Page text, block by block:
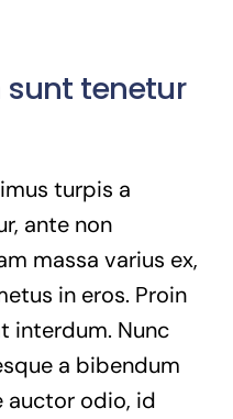
tenetur
turpis a
ante non
massa varius ex,
in eros. Proin
interdum. Nunc
a bibendum
auctor odio, id